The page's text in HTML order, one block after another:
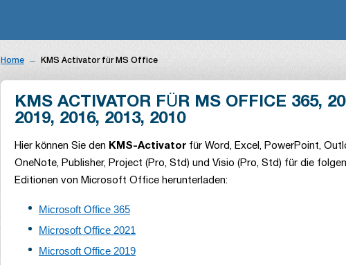
Home KMS Activator für MS Office
KMS ACTIVATOR FÜR MS OFFICE 365,
2019, 2016, 2013, 2010
Hier können Sie den KMS-Activator für Word, Excel, PowerPoint,
OneNote, Publisher, Project (Pro, Std) und Visio (Pro, Std) für die
Editionen von Microsoft Office herunterladen:
Microsoft Office 365
Microsoft Office 2021
Microsoft Office 2019